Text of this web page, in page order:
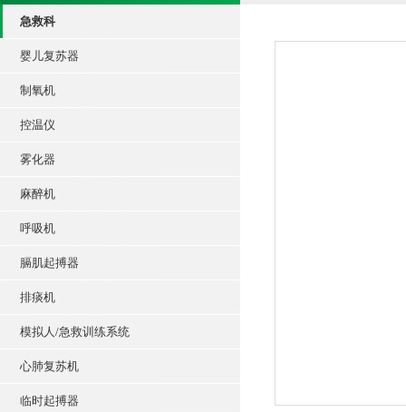
急救科
婴儿复苏器
制氧机
控温仪
雾化器
麻醉机
呼吸机
膈肌起搏器
排痰机
模拟人/急救训练系统
心肺复苏机
临时起搏器